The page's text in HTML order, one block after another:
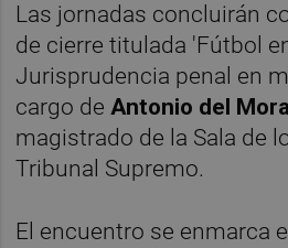
Las jornadas concluirán
de cierre titulada 'Fútbol
Jurisprudencia penal en
cargo deAntonio del
magistrado de la Sala de
Tribunal Supremo.
El encuentro se enmarca